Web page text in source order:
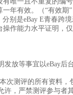
年有效。（“有效期
别是eBay E青春跨
操作能力水平证明
放等事宜以eBay
次测评的所有资料
许，严禁测评参与